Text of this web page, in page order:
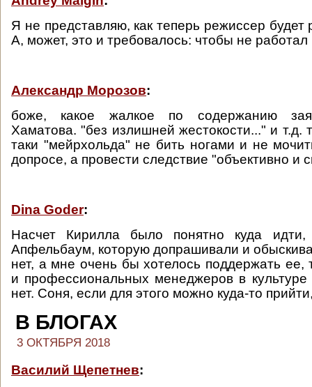
Я не представляю, как теперь режиссер будет
А, может, это и требовалось: чтобы не работал
Александр Морозов:
боже, какое жалкое по содержанию
Хаматова. "без излишней жестокости..." и т.д.
таки "мейрхольда" не бить ногами и не
допросе, а провести следствие "объективно и
Dina Goder:
Насчет Кирилла было понятно куда
Апфельбаум, которую допрашивали и
нет, а мне очень бы хотелось поддержать
и профессиональных менеджеров в культуре
нет. Соня, если для этого можно куда-то
В БЛОГАХ
3 ОКТЯБРЯ 2018
Василий Щепетнев: